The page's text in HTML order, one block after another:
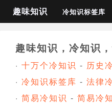
趣味知识 冷知识标签库
趣味知识，冷知识
· 十万个冷知识 - 历史
· 冷知识标签库 - 法律
· 简易冷知识 - 简易冷